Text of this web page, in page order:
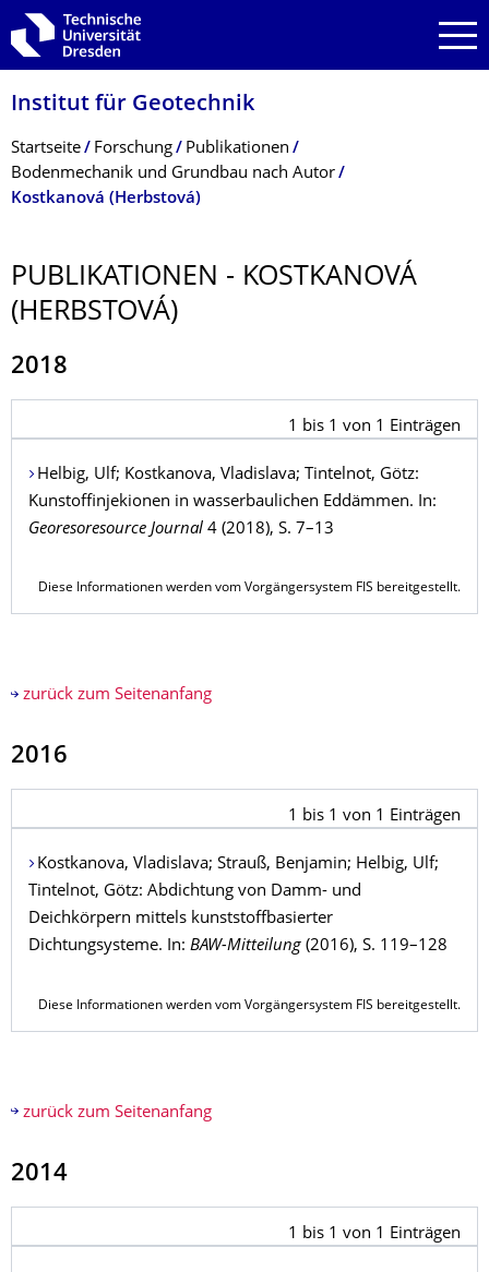
Zur Hauptnavigation springen
Zur Suche springen
Zum Inhalt springen
Institut für Geotechnik
Breadcrumb-Menü
Startseite Forschung
Publikationen
Bodenmechanik und Grundbau nach Autor
Kostkanová (Herbstová)
PUBLIKATIONEN - KOSTKANOVÁ
(HERBSTOVÁ)
2018
1 bis 1 von 1 Einträgen
Helbig, Ulf; Kostkanova, Vladislava; Tintelnot, Götz:
Kunstoffinjekionen in wasserbaulichen Eddämmen. In:
Georesoresource Journal 4 (2018), S. 7–13
Diese Informationen werden vom Vorgängersystem FIS bereitgestellt.
zurück zum Seitenanfang
2016
1 bis 1 von 1 Einträgen
Kostkanova, Vladislava; Strauß, Benjamin; Helbig, Ulf;
Tintelnot, Götz: Abdichtung von Damm- und
Deichkörpern mittels kunststoffbasierter
Dichtungsysteme. In: BAW-Mitteilung (2016), S. 119–128
Diese Informationen werden vom Vorgängersystem FIS bereitgestellt.
zurück zum Seitenanfang
2014
1 bis 1 von 1 Einträgen